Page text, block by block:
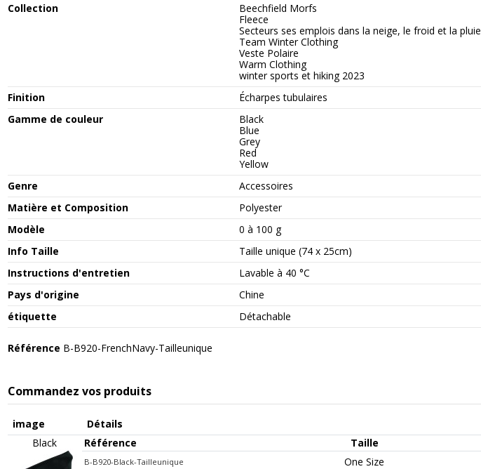
Collection
Beechfield Morfs
Fleece
Secteurs ses emplois dans la neige, le froid et la pluie
Team Winter Clothing
Veste Polaire
Warm Clothing
winter sports et hiking 2023
Finition
Écharpes tubulaires
Gamme de couleur
Black
Blue
Grey
Red
Yellow
Genre
Accessoires
Matière et Composition
Polyester
Modèle
0 à 100 g
Info Taille
Taille unique (74 x 25cm)
Instructions d'entretien
Lavable à 40 °C
Pays d'origine
Chine
étiquette
Détachable
Référence B-B920-FrenchNavy-Tailleunique
Commandez vos produits
image
Détails
Black
Référence Taille
B-B920-Black-Tailleunique One Size